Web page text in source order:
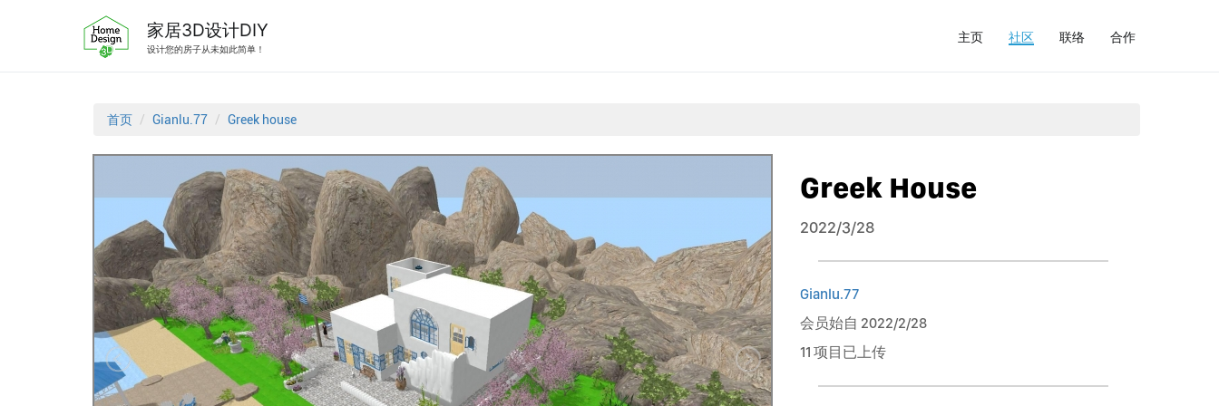
家居3D设计DIY
设计您的房子从未如此简单！
主页 社区 联络 合作
首页 Gianlu.77 Greek house
Greek House
2022/3/28
Gianlu.77
会员始自 2022/2/28
11 项目已上传